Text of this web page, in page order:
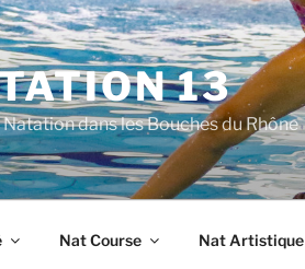
13
Natation dans les Bouches du Rhône
Nat Course Nat Artistique